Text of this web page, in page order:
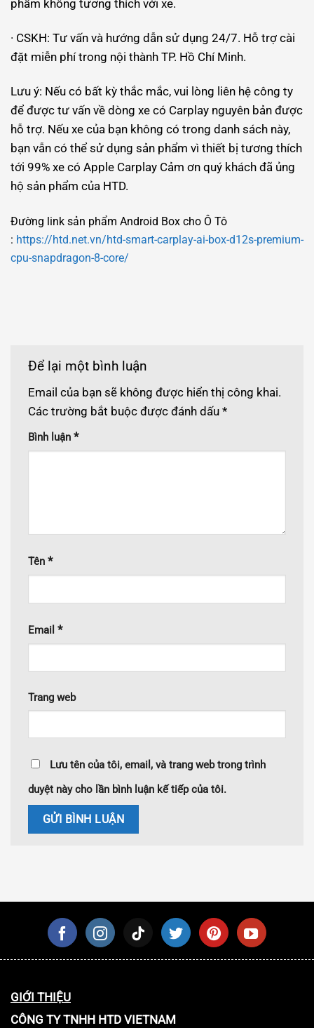
phẩm không tương thích với xe.
· CSKH: Tư vấn và hướng dẫn sử dụng 24/7. Hỗ trợ cài
đặt miễn phí trong nội thành TP. Hồ Chí Minh.
Lưu ý: Nếu có bất kỳ thắc mắc, vui lòng liên hệ công ty
để được tư vấn về dòng xe có Carplay nguyên bản được
hỗ trợ. Nếu xe của bạn không có trong danh sách này,
bạn vẫn có thể sử dụng sản phẩm vì thiết bị tương thích
tới 99% xe có Apple Carplay Cảm ơn quý khách đã ủng
hộ sản phẩm của HTD.
Đường link sản phẩm Android Box cho Ô Tô
: https://htd.net.vn/htd-smart-carplay-ai-box-d12s-premium-
cpu-snapdragon-8-core/
Để lại một bình luận
Email của bạn sẽ không được hiển thị công khai.
Các trường bắt buộc được đánh dấu *
Bình luận *
Tên *
Email *
Trang web
Lưu tên của tôi, email, và trang web trong trình
duyệt này cho lần bình luận kế tiếp của tôi.
GIỚI THIỆU
CÔNG TY TNHH HTD VIETNAM